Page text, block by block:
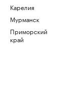
Карелия
Мурманск
Приморский
край